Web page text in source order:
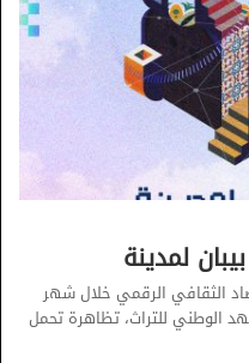
لمدينة
الثقافي الرقمي خلال شهر
الوطني للتراث، تظاهرة تحمل